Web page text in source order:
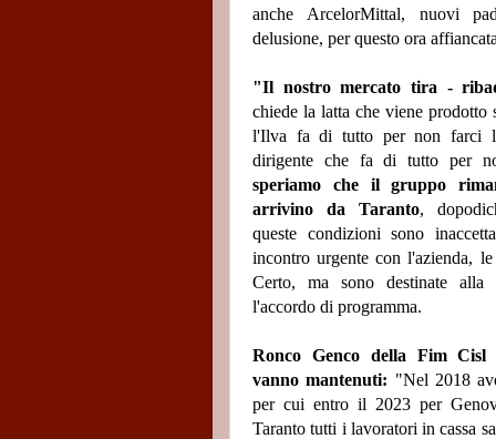
anche ArcelorMittal, nuovi
delusione, per questo ora
"Il nostro mercato tira -
chiede la latta che viene prodotto
l'Ilva fa di tutto per non farci
dirigente che fa di tutto per
speriamo che il gruppo
arrivino da Taranto,
queste condizioni sono
incontro urgente con l'azienda,
Certo, ma sono destinate alla
l'accordo di programma.
Ronco Genco della Fim Cisl
vanno mantenuti: "Nel 2018
per cui entro il 2023 per
Taranto tutti i lavoratori in cassa